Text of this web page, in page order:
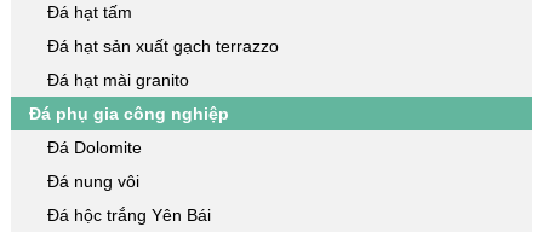
Đá hạt tấm
Đá hạt sản xuất gạch terrazzo
Đá hạt mài granito
Đá phụ gia công nghiệp
Đá Dolomite
Đá nung vôi
Đá hộc trắng Yên Bái